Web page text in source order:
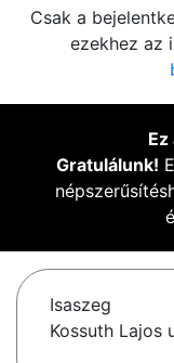
Csak a
ezekhez az
Gratulálunk!
Isaszeg
Kossuth Lajos